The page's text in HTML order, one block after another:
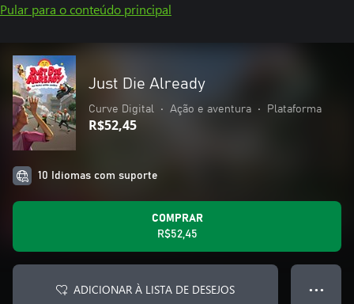
Pular para o conteúdo principal
Just Die Already
Curve Digital • Ação e aventura • Plataforma
R$52,45
10 Idiomas com suporte
COMPRAR
R$52,45
ADICIONAR À LISTA DE DESEJOS ● ● ●